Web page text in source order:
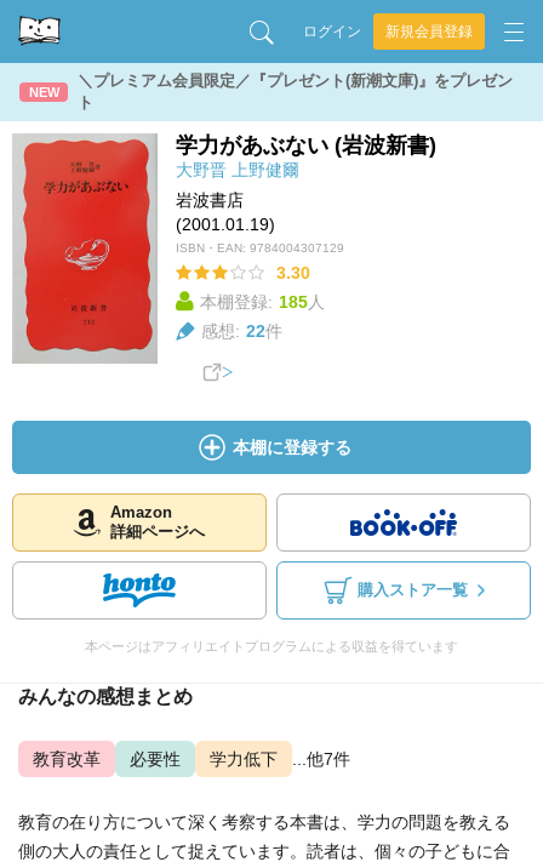
ログイン 新規会員登録
NEW
＼プレミアム会員限定／『プレゼント(新潮文庫)』をプレゼン
ト
学力があぶない (岩波新書)
大野晋
上野健爾
岩波書店
(2001.01.19)
ISBN・EAN: 9784004307129
3.30
本棚登録: 185人
感想: 22件
本棚に登録する
Amazon
詳細ページへ
購入ストア一覧
本ページはアフィリエイトプログラムによる収益を得ています
みんなの感想まとめ
教育改革 必要性 学力低下 ...他7件
教育の在り方について深く考察する本書は、学力の問題を教える
側の大人の責任として捉えています。読者は、個々の子どもに合